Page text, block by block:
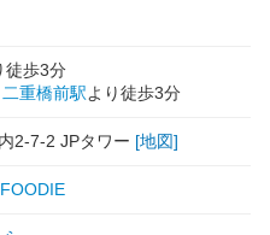
徒歩3分
二重橋前駅より徒歩3分
2-7-2 JPタワー [地図]